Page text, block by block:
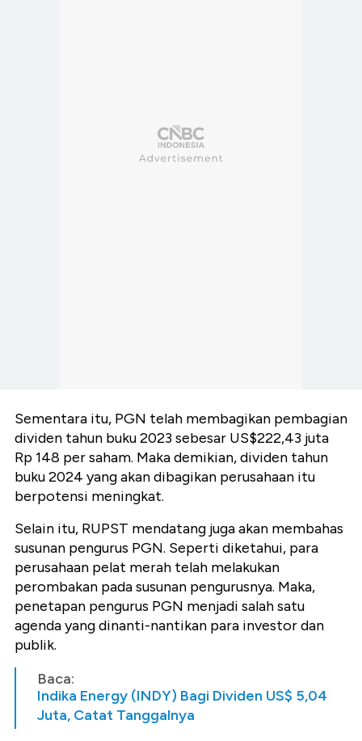
Sementara itu, PGN telah membagikan pembagian
dividen tahun buku 2023 sebesar US$222,43 juta
Rp 148 per saham. Maka demikian, dividen tahun
buku 2024 yang akan dibagikan perusahaan itu
berpotensi meningkat.
Selain itu, RUPST mendatang juga akan membahas
susunan pengurus PGN. Seperti diketahui, para
perusahaan pelat merah telah melakukan
perombakan pada susunan pengurusnya. Maka,
penetapan pengurus PGN menjadi salah satu
agenda yang dinanti-nantikan para investor dan
publik.
Baca:
Indika Energy (INDY) Bagi Dividen US$ 5,04
Juta, Catat Tanggalnya